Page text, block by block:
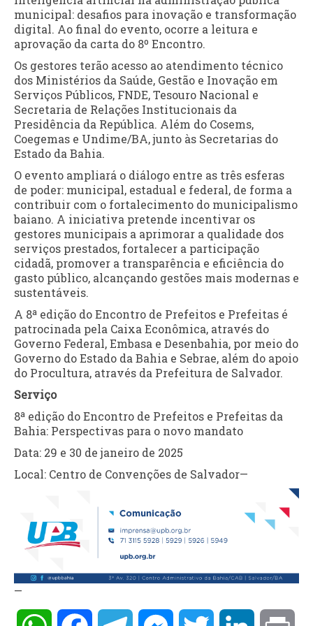
municipal: desafios para inovação e transformação
digital. Ao final do evento, ocorre a leitura e
aprovação da carta do 8º Encontro.
Os gestores terão acesso ao atendimento técnico
dos Ministérios da Saúde, Gestão e Inovação em
Serviços Públicos, FNDE, Tesouro Nacional e
Secretaria de Relações Institucionais da
Presidência da República. Além do Cosems,
Coegemas e Undime/BA, junto às Secretarias do
Estado da Bahia.
O evento ampliará o diálogo entre as três esferas
de poder: municipal, estadual e federal, de forma a
contribuir com o fortalecimento do municipalismo
baiano. A iniciativa pretende incentivar os
gestores municipais a aprimorar a qualidade dos
serviços prestados, fortalecer a participação
cidadã, promover a transparência e eficiência do
gasto público, alcançando gestões mais modernas e
sustentáveis.
A 8ª edição do Encontro de Prefeitos e Prefeitas é
patrocinada pela Caixa Econômica, através do
Governo Federal, Embasa e Desenbahia, por meio do
Governo do Estado da Bahia e Sebrae, além do apoio
do Procultura, através da Prefeitura de Salvador.
Serviço
8ª edição do Encontro de Prefeitos e Prefeitas da
Bahia: Perspectivas para o novo mandato
Data: 29 e 30 de janeiro de 2025
Local: Centro de Convenções de Salvador—
—